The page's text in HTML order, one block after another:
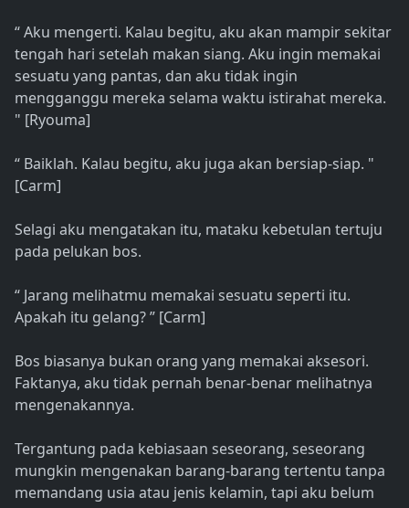
“ Aku mengerti. Kalau begitu, aku akan mampir sekitar
tengah hari setelah makan siang. Aku ingin memakai
sesuatu yang pantas, dan aku tidak ingin
mengganggu mereka selama waktu istirahat mereka.
" [Ryouma]
“ Baiklah. Kalau begitu, aku juga akan bersiap-siap. "
[Carm]
Selagi aku mengatakan itu, mataku kebetulan tertuju
pada pelukan bos.
“ Jarang melihatmu memakai sesuatu seperti itu.
Apakah itu gelang? ” [Carm]
Bos biasanya bukan orang yang memakai aksesori.
Faktanya, aku tidak pernah benar-benar melihatnya
mengenakannya.
Tergantung pada kebiasaan seseorang, seseorang
mungkin mengenakan barang-barang tertentu tanpa
memandang usia atau jenis kelamin, tapi aku belum